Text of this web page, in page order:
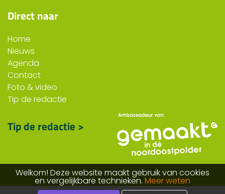
Direct naar
Home
Nieuws
Agenda
Contact
Foto & video
Tip de redactie
Tip de redactie >
Welkom! Deze website maakt gebruik van cookies
en vergelijkbare technieken. Meer weten